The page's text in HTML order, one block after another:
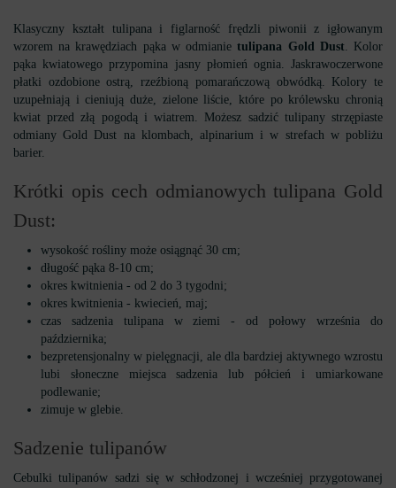
Klasyczny kształt tulipana i figlarność frędzli piwonii z igłowanym
wzorem na krawędziach pąka w odmianietulipana Gold Dust. Kolor
pąka kwiatowego przypomina jasny płomień ognia. Jaskrawoczerwone
płatki ozdobione ostrą, rzeźbioną pomarańczową obwódką. Kolory te
uzupełniają i cieniują duże, zielone liście, które po królewsku chronią
kwiat przed złą pogodą i wiatrem. Możesz sadzić tulipany strzępiaste
odmiany Gold Dust na klombach, alpinarium i w strefach w pobliżu
barier.
Krótki opis cech odmianowych tulipana Gold
Dust:
wysokość rośliny może osiągnąć 30 cm;
długość pąka 8-10 cm;
okres kwitnienia - od 2 do 3 tygodni;
okres kwitnienia - kwiecień, maj;
czas sadzenia tulipana w ziemi - od połowy września do
października;
bezpretensjonalny w pielęgnacji, ale dla bardziej aktywnego wzrostu
lubi słoneczne miejsca sadzenia lub półcień i umiarkowane
podlewanie;
zimuje w glebie.
Sadzenie tulipanów
Cebulki tulipanów sadzi się w schłodzonej i wcześniej przygotowanej